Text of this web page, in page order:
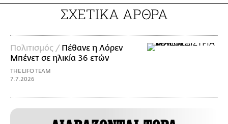
ΣΧΕΤΙΚΑ ΑΡΘΡΑ
Πολιτισμός / Πέθανε η Λόρεν
Μπένετ σε ηλικία 36 ετών
THE LIFO TEAM
7.7.2026